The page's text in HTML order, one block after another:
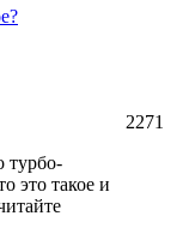
турбо-
это такое и
2271